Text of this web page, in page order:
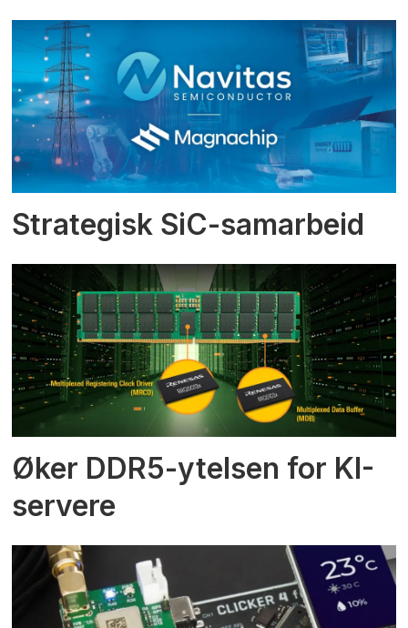
Strategisk SiC-samarbeid
Øker DDR5-ytelsen for KI-
servere